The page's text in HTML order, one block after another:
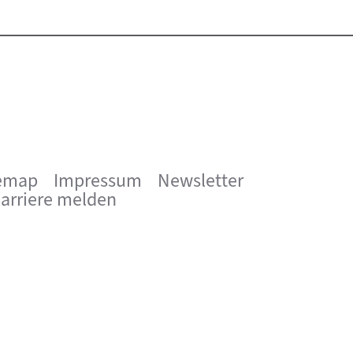
Impressum Newsletter
melden